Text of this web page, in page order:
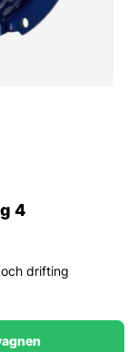
4
drifting